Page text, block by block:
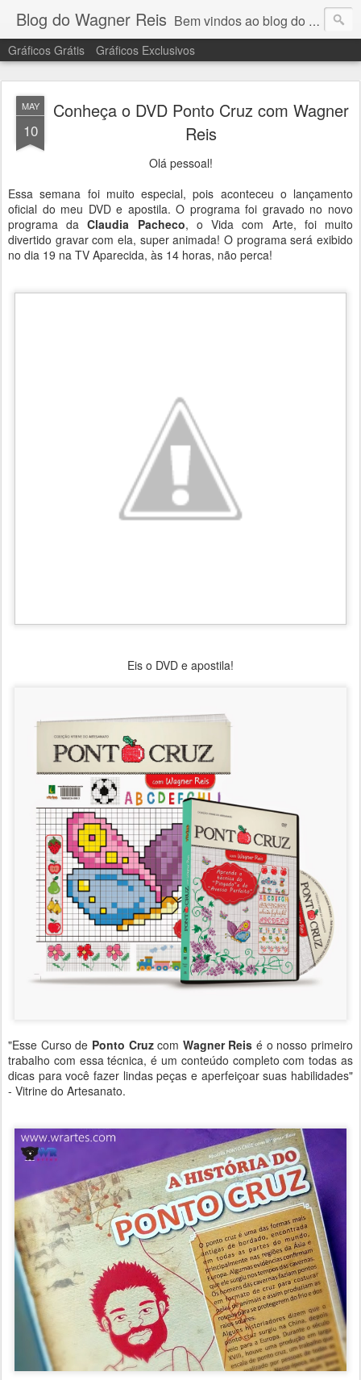
Blog do Wagner Reis Bem vindos ao blog do Wagner Reis. Acompanhe as vídeo aulas de ponto cruz, dicas, gráficos para ponto cruz e artesanatos e tudo para bordados em ponto cruz.
Gráficos Grátis Gráficos Exclusivos
MAY
10
Conheça o DVD Ponto Cruz com Wagner
Reis
Olá pessoal!
Essa semana foi muito especial, pois aconteceu o lançamento
oficial do meu DVD e apostila. O programa foi gravado no novo
programa daClaudia Pacheco, o Vida com Arte, foi muito
divertido gravar com ela, super animada! O programa será exibido
no dia 19 na TV Aparecida, às 14 horas, não perca!
Eis o DVD e apostila!
"Esse Curso de Ponto Cruzcom Wagner Reis é o nosso primeiro
trabalho com essa técnica, é um conteúdo completo com todas as
dicas para você fazer lindas peças e aperfeiçoar suas habilidades"
- Vitrine do Artesanato.